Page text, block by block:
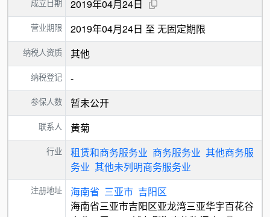
成立日期 2019年04月24日
营业期限 2019年04月24日 至 无固定期限
纳税人资质 其他
纳税登记 -
参保人数 暂未公开
联系人 黄菊
行业 租赁和商务服务业 商务服务业 其他商务服
务业 其他未列明商务服务业
注册地址 海南省 三亚市 吉阳区
海南省三亚市吉阳区亚龙湾三亚华宇百花谷